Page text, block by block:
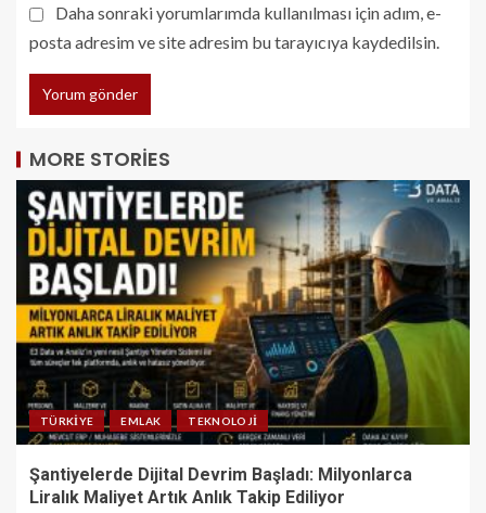
Daha sonraki yorumlarımda kullanılması için adım, e-
posta adresim ve site adresim bu tarayıcıya kaydedilsin.
MORE STORIES
TÜRKIYE EMLAK TEKNOLOJI
Şantiyelerde Dijital Devrim Başladı: Milyonlarca
Liralık Maliyet Artık Anlık Takip Ediliyor